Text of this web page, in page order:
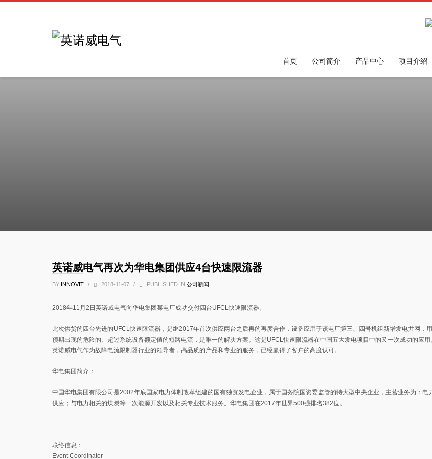
首页 公司简介 产品中心 项目介绍
英诺威电气再次为华电集团供应4台快速限流器
BY INNOVIT / 2018-11-07 / PUBLISHED IN 公司新闻
2018年11月2日英诺威电气向华电集团某电厂成功交付四台UFCL快速限流器。
此次供货的四台先进的UFCL快速限流器，是继2017年首次供应两台之后再的再度合作，设备应用于该电厂第三、四号机组新增发电并网，
预期出现的危险的、超过系统设备额定值的短路电流，是唯一的解决方案。这是UFCL快速限流器在中国五大发电项目中的又一次成功的应用
英诺威电气作为故障电流限制器行业的领导者，高品质的产品和专业的服务，已经赢得了客户的高度认可。
华电集团简介：
中国华电集团有限公司是2002年底国家电力体制改革组建的国有独资发电企业，属于国务院国资委监管的特大型中央企业，主营业务为：电
供应；与电力相关的煤炭等一次能源开发以及相关专业技术服务。华电集团在2017年世界500强排名382位。
联络信息：
Event Coordinator